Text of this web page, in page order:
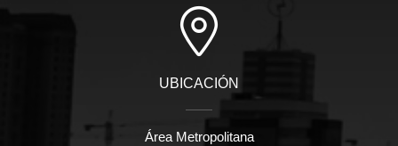
UBICACIÓN
Área Metropolitana